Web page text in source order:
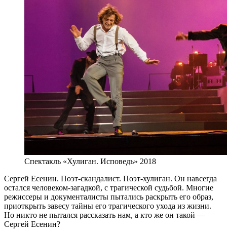
Спектакль «Хулиган. Исповедь» 2018
Сергей Есенин. Поэт-скандалист. Поэт-хулиган. Он навсегда
остался человеком-загадкой, с трагической судьбой. Многие
режиссеры и документалисты пытались раскрыть его образ,
приоткрыть завесу тайны его трагического ухода из жизни.
Но никто не пытался рассказать нам, а кто же он такой —
Сергей Есенин?